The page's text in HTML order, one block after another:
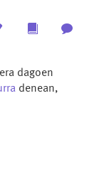
Multimedia
dagoen
denean,